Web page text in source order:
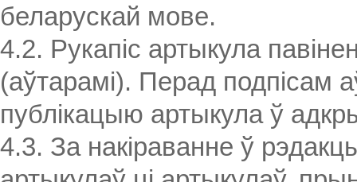
беларускай мове.
4.2. Рукапіс артыкула
(аўтарамі). Перад подпісам
публікацыю артыкула ў
4.3. За накіраванне ў